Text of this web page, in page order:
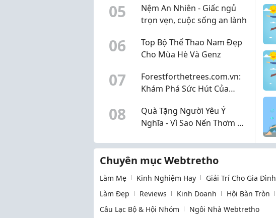
bỉm cần biết
05
Nệm An Nhiên - Giấc ngủ
trọn vẹn, cuộc sống an lành
06
Top Bộ Thể Thao Nam Đẹp
Cho Mùa Hè Và Genz
07
Forestforthetrees.com.vn:
Khám Phá Sức Hút Của
Nẵng
08
Quà Tặng Người Yêu Ý
Nghĩa - Vì Sao Nến Thơm Là
Chuyên mục Webtretho
Làm Mẹ Kinh Nghiệm Hay Giải Trí Cho Gia Đình
Làm Đẹp
Reviews Kinh Doanh Hội Bàn Tròn
Câu Lạc Bộ & Hội Nhóm
Ngôi Nhà Webtretho